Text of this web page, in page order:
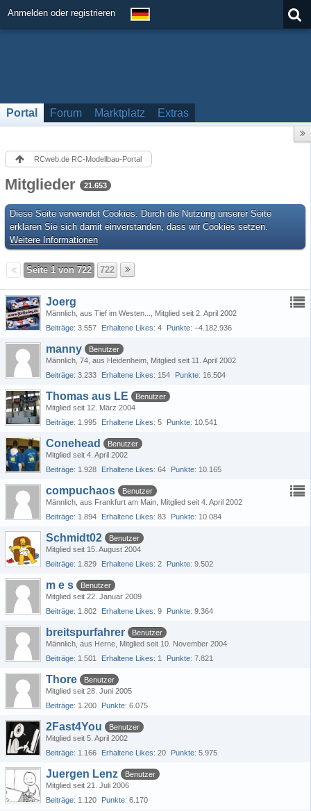
Anmelden oder registrieren
Portal Forum Marktplatz Extras
RCweb.de RC-Modellbau-Portal
Mitglieder 21.653
Diese Seite verwendet Cookies. Durch die Nutzung unserer Seite
erklären Sie sich damit einverstanden, dass wir Cookies setzen.
Weitere Informationen
Seite 1 von 722 722
Joerg
Männlich aus Tief im Westen...
Mitglied seit 2. April 2002
Beiträge 3.557 Erhaltene Likes 4 Punkte −4.182.936
manny
Benutzer
Männlich 74 aus Heidenheim Mitglied seit 11. April 2002
Beiträge 3.233 Erhaltene Likes 154 Punkte 16.504
Thomas aus LE
Benutzer
Mitglied seit 12. März 2004
Beiträge 1.995 Erhaltene Likes 5 Punkte 10.541
Conehead
Benutzer
Mitglied seit 4. April 2002
Beiträge 1.928 Erhaltene Likes 64 Punkte 10.165
compuchaos
Benutzer
Männlich aus Frankfurt am Main Mitglied seit 4. April 2002
Beiträge 1.894 Erhaltene Likes 83 Punkte 10.084
Schmidt02
Benutzer
Mitglied seit 15. August 2004
Beiträge 1.829 Erhaltene Likes 2 Punkte 9.502
m e s
Benutzer
Mitglied seit 22. Januar 2009
Beiträge 1.802 Erhaltene Likes 9 Punkte 9.364
breitspurfahrer
Benutzer
Männlich aus Herne Mitglied seit 10. November 2004
Beiträge 1.501 Erhaltene Likes 1 Punkte 7.821
Thore
Benutzer
Mitglied seit 28. Juni 2005
Beiträge 1.200 Punkte 6.075
2Fast4You
Benutzer
Mitglied seit 5. April 2002
Beiträge 1.166 Erhaltene Likes 20 Punkte 5.975
Juergen Lenz
Benutzer
Mitglied seit 21. Juli 2006
Beiträge 1.120 Punkte 6.170